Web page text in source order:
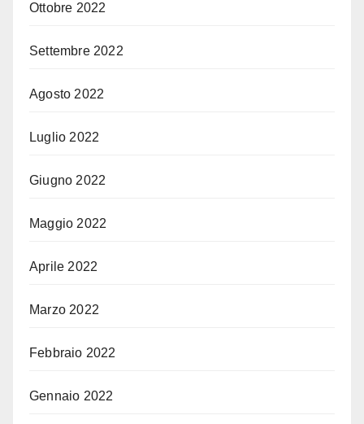
Ottobre 2022
Settembre 2022
Agosto 2022
Luglio 2022
Giugno 2022
Maggio 2022
Aprile 2022
Marzo 2022
Febbraio 2022
Gennaio 2022